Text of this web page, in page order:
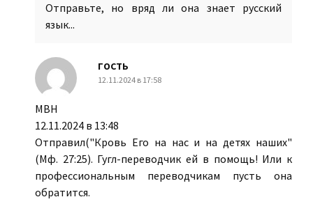
Отправьте, но вряд ли она знает русский
язык...
ГОСТЬ
12.11.2024 в 17:58
МВН
12.11.2024 в 13:48
Отправил("Кровь Его на нас и на детях наших"
(Мф. 27:25). Гугл-переводчик ей в помощь! Или к
профессиональным переводчикам пусть она
обратится.